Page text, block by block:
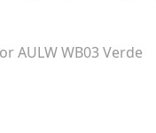
AULW WB03 Verde